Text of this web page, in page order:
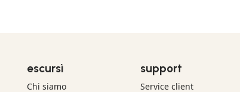
escursì
Chi siamo
support
Service client